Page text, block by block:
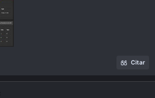
Citar